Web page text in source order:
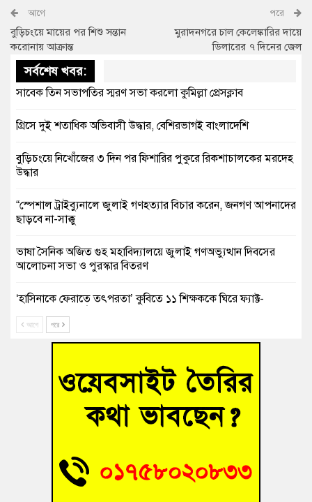
আগে
বুড়িচংয়ে মায়ের পর শিশু সন্তান
করোনায় আক্রান্ত
পরে
মুরাদনগরে চাল কেলেঙ্কারির দায়ে
ডিলারের ৭ দিনের জেল
সর্বশেষ খবর:
সাবেক তিন সভাপতির স্মরণ সভা করলো কুমিল্লা প্রেসক্লাব
গ্রিসে দুই শতাধিক অভিবাসী উদ্ধার, বেশিরভাগই বাংলাদেশি
বুড়িচংয়ে নিখোঁজের ৩ দিন পর ফিশারির পুকুরে রিকশাচালকের মরদেহ
উদ্ধার
“স্পেশাল ট্রাইব্যুনালে জুলাই গণহত্যার বিচার করেন, জনগণ আপনাদের
ছাড়বে না-সাক্কু
ভাষা সৈনিক অজিত গুহ মহাবিদ্যালয়ে জুলাই গণঅভ্যুত্থান দিবসের
আলোচনা সভা ও পুরস্কার বিতরণ
‘হাসিনাকে ফেরাতে তৎপরতা’ কুবিতে ১১ শিক্ষককে ঘিরে ফ্যাক্ট-
বাঁশের খুঁটিতে ভর করে টিকে আছে সেতু
জুলাই গণঅভ্যুত্থান দিবসে কুমিল্লায় শ্রদ্ধা, র‍্যালি ও সংবর্ধনা
তনু হত্যা মামলায় গ্রেফতার সাবেক সেনা সদস্য হাফিজুর রহমান
হাইকোর্টের জামিনে মুক্ত
আহত শিক্ষার্থীদের দেখতে গিয়ে মেডিকেলের ক্যান্টিনে অবরুদ্ধ জবি
আগে পরে